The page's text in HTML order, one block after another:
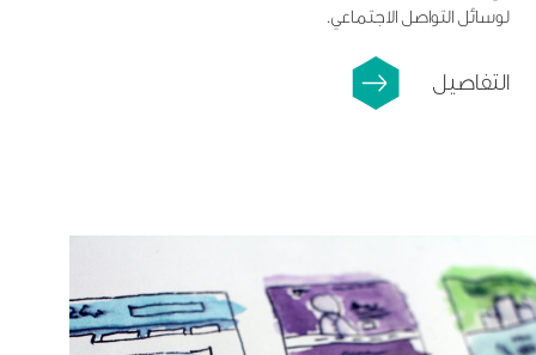
لوسائل التواصل الاجتماعي.
التفاصيل